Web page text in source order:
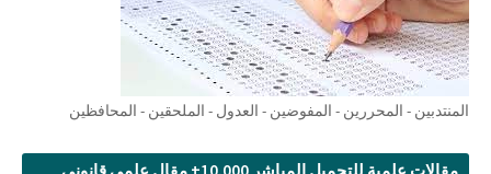
المنتدبين - المحررين - المفوضين - العدول - الملحقين - المحافظين
مقالات علمية للتحميل المباشر 10.000+ مقال علمي قانوني